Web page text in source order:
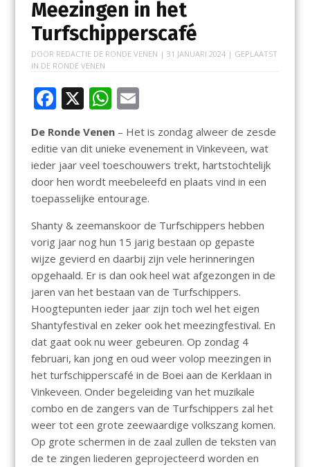
Meezingen in het
Turfschipperscafé
DOOR REDACTIE DE RONDE VENEN | 31 JANUARI 2024| GEPLAATST
IN DE RONDE VENEN
F
ac
e
b
o
o
k
X W
at
s
A
p
p
E
ai
l
De Ronde Venen– Het is zondag alweer de zesde
editie van dit unieke evenement in Vinkeveen, wat
ieder jaar veel toeschouwers trekt, hartstochtelijk
door hen wordt meebeleefd en plaats vind in een
toepasselijke entourage.
Shanty & zeemanskoor de Turfschippers hebben
vorig jaar nog hun 15 jarig bestaan op gepaste
wijze gevierd en daarbij zijn vele herinneringen
opgehaald. Er is dan ook heel wat afgezongen in de
jaren van het bestaan van de Turfschippers.
Hoogtepunten ieder jaar zijn toch wel het eigen
Shantyfestival en zeker ook het meezingfestival. En
dat gaat ook nu weer gebeuren. Op zondag 4
februari, kan jong en oud weer volop meezingen in
het turfschipperscafé in de Boei aan de Kerklaan in
Vinkeveen. Onder begeleiding van het muzikale
combo en de zangers van de Turfschippers zal het
weer tot een grote zeewaardige volkszang komen.
Op grote schermen in de zaal zullen de teksten van
de te zingen liederen geprojecteerd worden en